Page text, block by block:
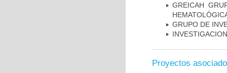
GREICAH
GRUPO DE
Proyectos